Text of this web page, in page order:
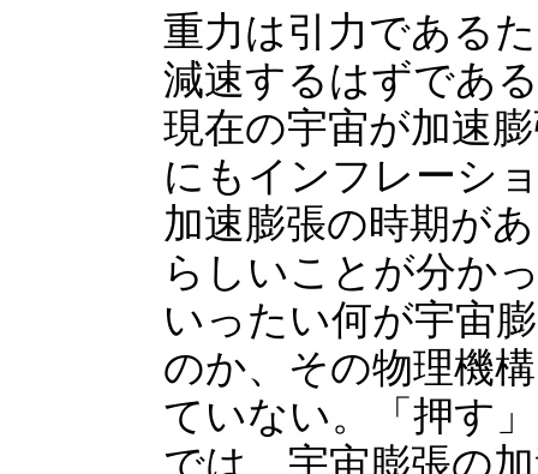
重力は引力である
減速するはずであ
現在の宇宙が加速
にもインフレーシ
加速膨張の時期が
らしいことが分か
いったい何が宇宙
のか、その物理機
ていない。「押す
では、宇宙膨張の